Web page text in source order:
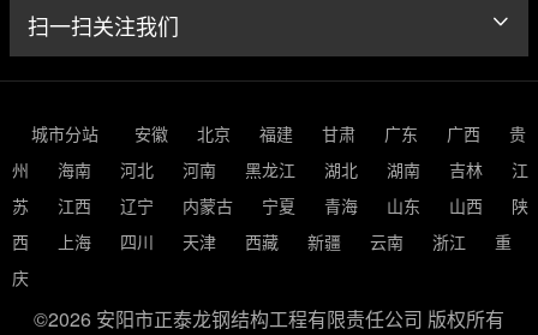
扫一扫关注我们
城市分站 安徽 北京 福建 甘肃 广东 广西
贵
州
海南 河北 河南 黑龙江 湖北 湖南 吉林
江
苏
江西 辽宁 内蒙古 宁夏 青海 山东 山西
陕
西
上海 四川 天津 西藏 新疆 云南 浙江
重
庆
©2026 安阳市正泰龙钢结构工程有限责任公司 版权所有